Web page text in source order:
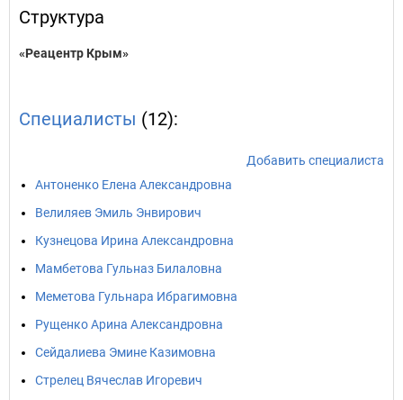
Структура
«Реацентр Крым»
Специалисты (12):
Добавить специалиста
Антоненко Елена Александровна
Велиляев Эмиль Энвирович
Кузнецова Ирина Александровна
Мамбетова Гульназ Билаловна
Меметова Гульнара Ибрагимовна
Рущенко Арина Александровна
Сейдалиева Эмине Казимовна
Стрелец Вячеслав Игоревич